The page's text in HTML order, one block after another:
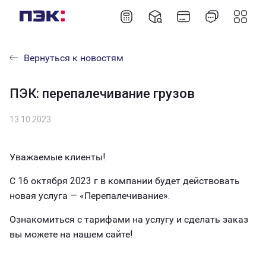
Вернуться к новостям
ПЭК: перепалечивание грузов
13.10.2023
Уважаемые клиенты!
С 16 октября 2023 г в компании будет действовать
новая услуга — «Перепалечивание».
Ознакомиться с тарифами на услугу и сделать заказ
вы можете на нашем сайте!